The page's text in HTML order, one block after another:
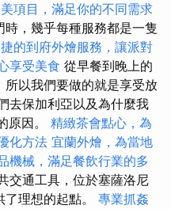
項目，滿足你的不同需求
，幾乎每種服務都是一隻
的到府外燴服務，讓派對
享受美食 從早餐到晚上的
以我們要做的就是享受放
去保加利亞以及為什麼我
原因。 精緻茶會點心，為
化方法 宜蘭外燴，為當地
機械，滿足餐飲行業的多
交通工具，位於塞薩洛尼
理想的起點。 專業抓姦